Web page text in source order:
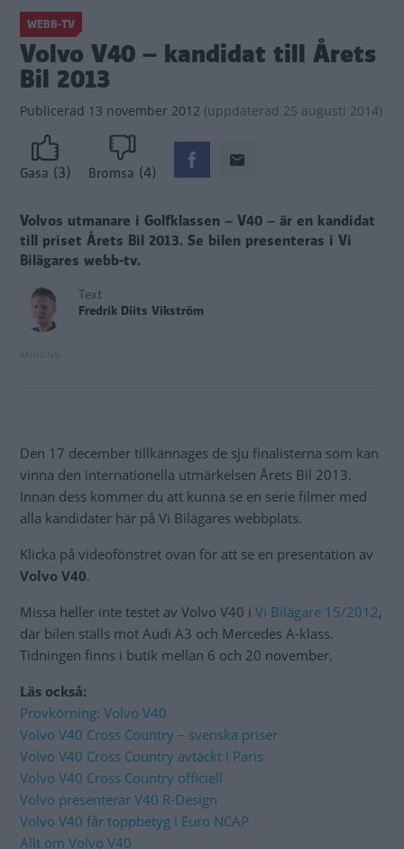
WEBB-TV
Volvo V40 – kandidat till Årets
Bil 2013
Publicerad 13 november 2012 (uppdaterad 25 augusti 2014)
Gasa (3) Bromsa (4)
Volvos utmanare i Golfklassen – V40 – är en kandidat
till priset Årets Bil 2013. Se bilen presenteras i Vi
Bilägares webb-tv.
Text
Fredrik Diits Vikström
Den 17 december tillkännages de sju finalisterna som kan
vinna den internationella utmärkelsen Årets Bil 2013.
Innan dess kommer du att kunna se en serie filmer med
alla kandidater här på Vi Bilägares webbplats.
Klicka på videofönstret ovan för att se en presentation av
Volvo V40.
Missa heller inte testet av Volvo V40 i Vi Bilägare 15/2012,
där bilen ställs mot Audi A3 och Mercedes A-klass.
Tidningen finns i butik mellan 6 och 20 november.
Läs också:
Provkörning: Volvo V40
Volvo V40 Cross Country – svenska priser
Volvo V40 Cross Country avtäckt i Paris
Volvo V40 Cross Country officiell
Volvo presenterar V40 R-Design
Volvo V40 får toppbetyg i Euro NCAP
Allt om Volvo V40